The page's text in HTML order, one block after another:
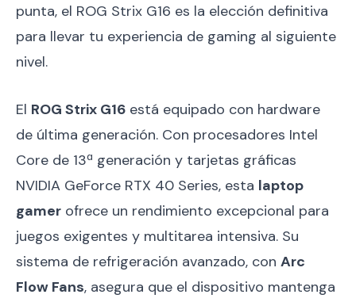
punta, el ROG Strix G16 es la elección definitiva
para llevar tu experiencia de gaming al siguiente
nivel.
El ROG Strix G16 está equipado con hardware
de última generación. Con procesadores Intel
Core de 13ª generación y tarjetas gráficas
NVIDIA GeForce RTX 40 Series, esta laptop
gamer ofrece un rendimiento excepcional para
juegos exigentes y multitarea intensiva. Su
sistema de refrigeración avanzado, con Arc
Flow Fans, asegura que el dispositivo mantenga